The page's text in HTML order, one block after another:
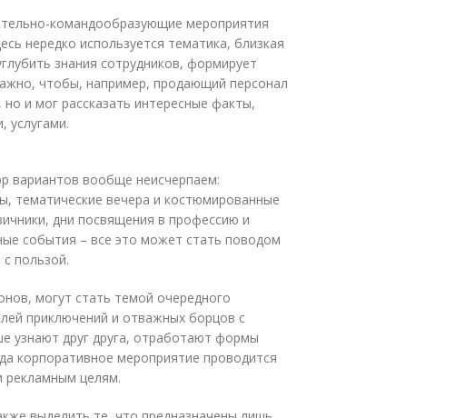
командообразующие мероприятия
нередко используется тематика, близкая
знания сотрудников, формирует
чтобы, например, продающий персонал
и мог рассказать интересные факты,
услугами.
вариантов вообще неисчерпаем:
тематические вечера и костюмированные
дни посвящения в профессию и
события – все это может стать поводом
пользой.
могут стать темой очередного
приключений и отважных борцов с
узнают друг друга, отработают формы
корпоративное мероприятие проводится
рекламным целям.